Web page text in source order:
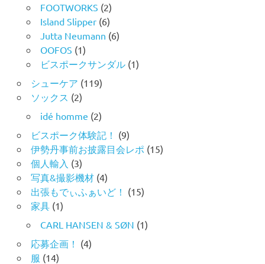
FOOTWORKS (2)
Island Slipper(6)
Jutta Neumann (6)
OOFOS (1)
ビスポークサンダル(1)
シューケア (119)
ソックス (2)
idé homme (2)
ビスポーク体験記！ (9)
伊勢丹事前お披露目会レポ (15)
個人輸入 (3)
写真&撮影機材(4)
出張もでぃふぁいど！ (15)
家具(1)
CARL HANSEN & SØN (1)
応募企画！ (4)
服 (14)